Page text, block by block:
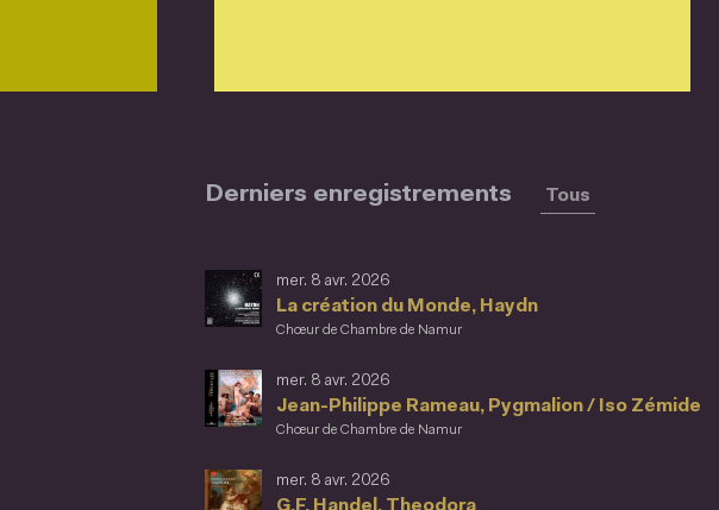
Derniers enregistrements Tous
La création du Monde, Haydn
mer. 8 avr. 2026
Chœur de Chambre de Namur
Jean-Philippe Rameau, Pygmalion / Iso Zémide
mer. 8 avr. 2026
Chœur de Chambre de Namur
mer. 8 avr. 2026